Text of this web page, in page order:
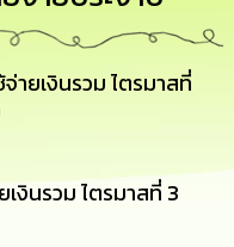
ายเงินรวม ไตรมาสที่
เงินรวม ไตรมาสที่ 3